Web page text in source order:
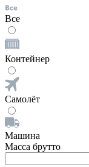
Все
Контейнер
Самолёт
Машина
Масса брутто